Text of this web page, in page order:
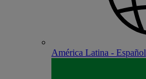
América Latina - Español